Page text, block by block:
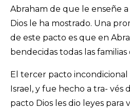
Abraham de que le enseñe
Dios le ha mostrado. Una
de este pacto es que en
bendecidas todas las familias
El tercer pacto
Israel, y fue hecho a tra- vés
pacto Dios les dio leyes para